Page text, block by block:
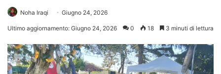
Noha Iraqi Giugno 24, 2026
Ultimo aggiornamento: Giugno 24, 2026 0 18 3 minuti di lettura